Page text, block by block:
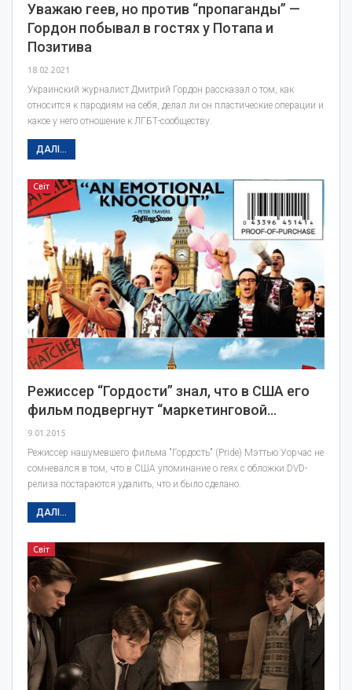
Уважаю геев, но против “пропаганды” —
Гордон побывал в гостях у Потапа и
Позитива
18.02.2021
Украинский журналист Дмитрий Гордон рассказал о том, как
относится к пародиям на себя, делал ли он пластические операции и
какое у него отношение к ЛГБТ-сообществу.
ДАЛІ...
Світ
Режиссер “Гордости” знал, что в США его
фильм подвергнут “маркетинговой…
9.01.2015
Режиссер нашумевшего фильма "Гордость" (Pride) Мэттью Уорчас не
сомневался в том, что в США упоминание о геях с обложки DVD-
релиза постараются удалить, что и было сделано.
ДАЛІ...
Світ